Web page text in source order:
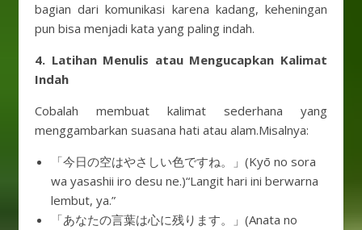
bagian dari komunikasi karena kadang, keheningan
pun bisa menjadi kata yang paling indah.
4. Latihan Menulis atau Mengucapkan Kalimat
Indah
Cobalah membuat kalimat sederhana yang
menggambarkan suasana hati atau alam.Misalnya:
「今日の空はやさしい色ですね。」(Kyō no sora
wa yasashii iro desu ne.)“Langit hari ini berwarna
lembut, ya.”
「あなたの言葉は心に残ります。」(Anata no